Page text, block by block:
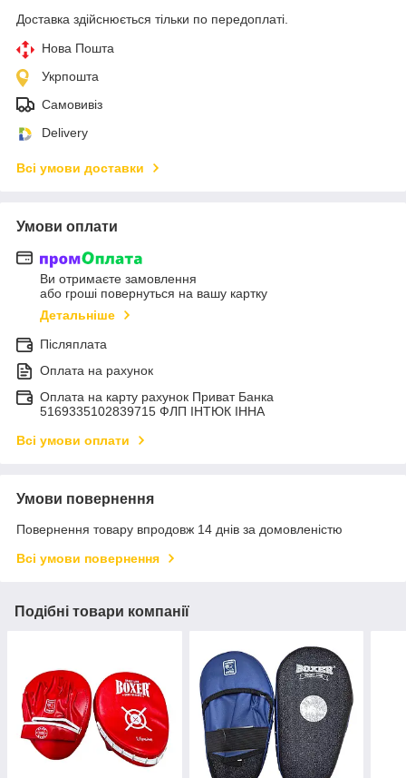
Доставка здійснюється тільки по передоплаті.
Нова Пошта
Укрпошта
Самовивіз
Delivery
Всі умови доставки
Умови оплати
Ви отримаєте замовлення
або гроші повернуться на вашу картку
Детальніше
Післяплата
Оплата на рахунок
Оплата на карту рахунок Приват Банка
5169335102839715 ФЛП ІНТЮК ІННА
Всі умови оплати
Умови повернення
Повернення товару впродовж 14 днів за домовленістю
Всі умови повернення
Подібні товари компанії